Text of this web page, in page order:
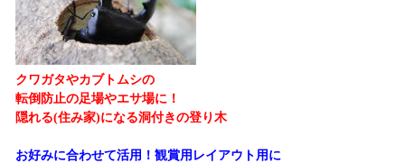
クワガタやカブトムシの
転倒防止の足場やエサ場に！
隠れる(住み家)になる洞付きの登り木
お好みに合わせて活用！観賞用レイアウト用に